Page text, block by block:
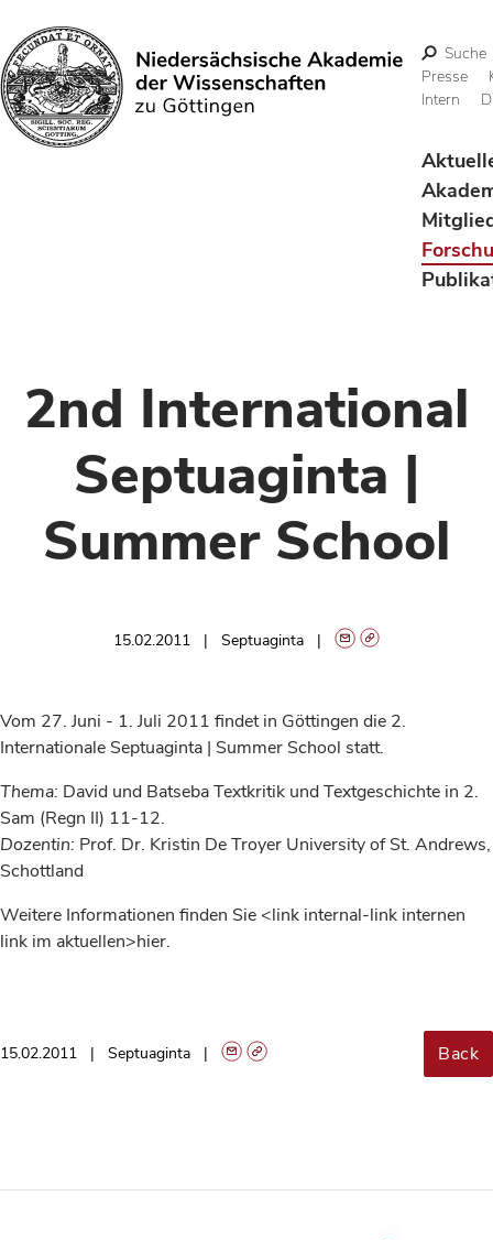
Suchen
Suche
Presse
Intern
2nd International
Septuaginta |
Summer School
15.02.2011 Septuaginta
Vom 27. Juni - 1. Juli 2011 findet in Göttingen die 2.
Internationale Septuaginta | Summer School statt.
Thema: David und Batseba Textkritik und Textgeschichte in 2.
Sam (Regn II) 11-12.
Dozentin: Prof. Dr. Kristin De Troyer University of St. Andrews,
Schottland
Weitere Informationen finden Sie <link internal-link internen
link im aktuellen>hier.
15.02.2011 Septuaginta Back